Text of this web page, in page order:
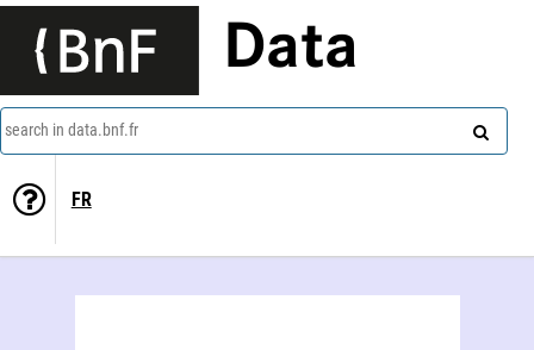
Data
search in data.bnf.fr
FR